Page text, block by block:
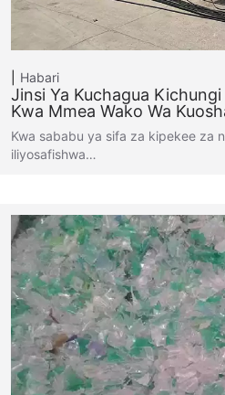
Habari
Jinsi Ya Kuchagua
Kwa Mmea Wako Wa
Kwa sababu ya sifa za kipekee za
iliyosafishwa…